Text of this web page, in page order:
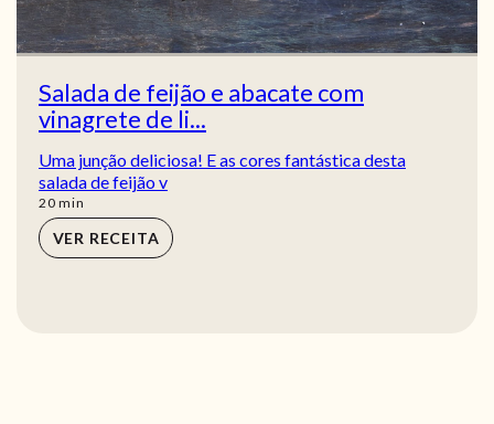
Salada de feijão e abacate com
vinagrete de li...
Uma junção deliciosa! E as cores fantástica desta
salada de feijão v
20min
min
VER RECEITA